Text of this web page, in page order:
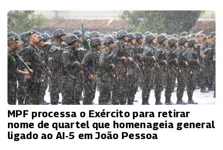
MPF processa o Exército para retirar
nome de quartel que homenageia general
ligado ao AI‑5 em João Pessoa